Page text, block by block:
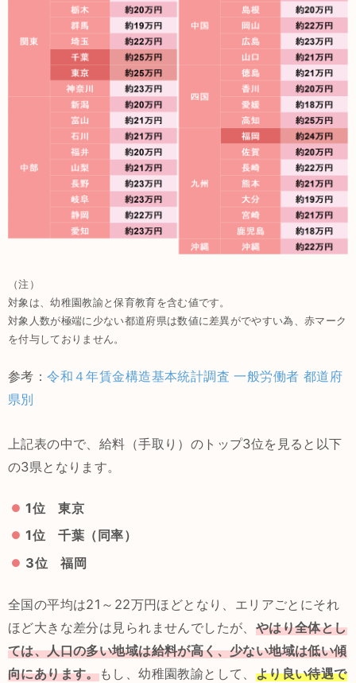
（注）
対象は、幼稚園教諭と保育教育を含む値です。
対象人数が極端に少ない都道府県は数値に差異がでやすい為、赤マーク
を付与しておりません。
参考：令和４年賃金構造基本統計調査 一般労働者 都道府
県別
上記表の中で、給料（手取り）のトップ3位を見ると以下
の3県となります。
1位 東京
1位 千葉（同率）
3位 福岡
全国の平均は21～22万円ほどとなり、エリアごとにそれ
ほど大きな差分は見られませんでしたが、 やはり全体とし
ては、人口の多い地域は給料が高く、少ない地域は低い傾
向にあります。もし、幼稚園教諭として、 より良い待遇で